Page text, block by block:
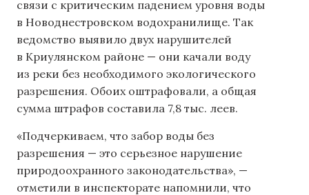
связи с критическим падением уровня воды
в Новоднестровском водохранилище. Так
ведомство выявило двух нарушителей
в Криулянском районе — они качали воду
из реки без необходимого экологического
разрешения. Обоих оштрафовали, а общая
сумма штрафов составила 7,8 тыс. леев.
«Подчеркиваем, что забор воды без
разрешения — это серьезное нарушение
природоохранного законодательства», —
отметили в инспекторате напомнили, что